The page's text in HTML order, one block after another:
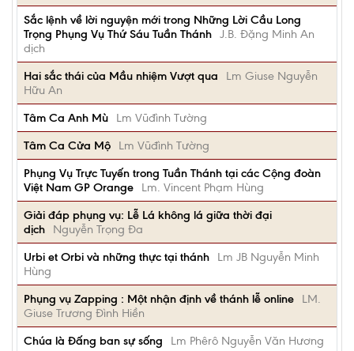
Sắc lệnh về lời nguyện mới trong Những Lời Cầu Long
Trọng Phụng Vụ Thứ Sáu Tuần Thánh J.B. Đặng Minh An
dịch
Hai sắc thái của Mầu nhiệm Vượt qua
Lm Giuse Nguyễn
Hữu An
Tâm Ca Anh Mù
Lm Vũđình Tường
Tâm Ca Cửa Mộ
Lm Vũđình Tường
Phụng Vụ Trực Tuyến trong Tuần Thánh tại các Cộng đoàn
Việt Nam GP Orange
Lm. Vincent Phạm Hùng
Giải đáp phụng vụ: Lễ Lá không lá giữa thời đại
dịch
Nguyễn Trọng Đa
Urbi et Orbi và những thực tại thánh
Lm JB Nguyễn Minh
Hùng
Phụng vụ Zapping : Một nhận định về thánh lễ online
LM.
Giuse Trương Đình Hiền
Chúa là Đấng ban sự sống
Lm Phêrô Nguyễn Văn Hương